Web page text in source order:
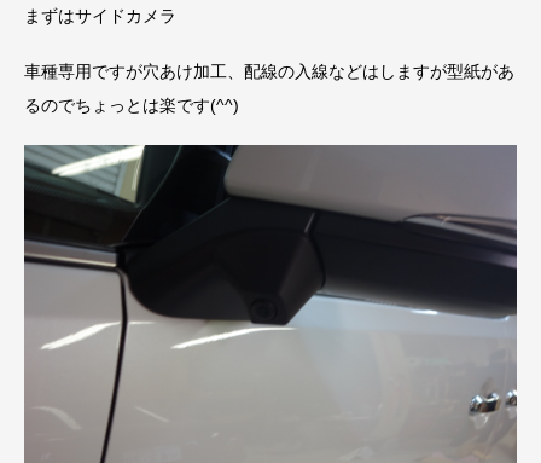
まずはサイドカメラ
車種専用ですが穴あけ加工、配線の入線などはしますが型紙があ
るのでちょっとは楽です(^^)